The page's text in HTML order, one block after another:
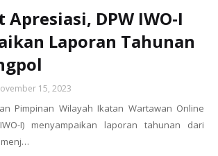
Apresiasi, DPW IWO-I
Laporan Tahunan
15, 2023
Pimpinan Wilayah Ikatan Wartawan Online
I) menyampaikan laporan tahunan dari